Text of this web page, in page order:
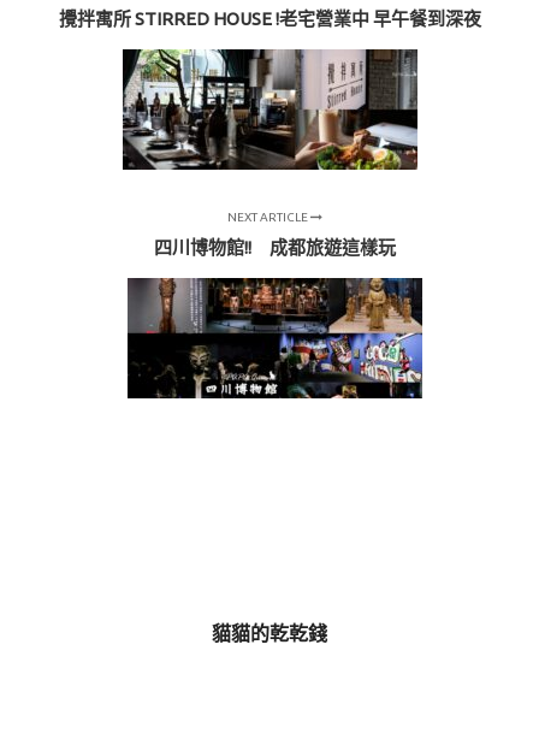
攪拌寓所 STIRRED HOUSE !老宅營業中 早午餐到深夜
NEXT ARTICLE
四川博物館!! 成都旅遊這樣玩
貓貓的乾乾錢